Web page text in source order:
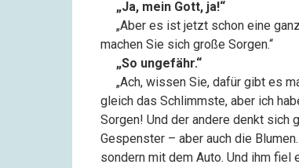
„Ja, mein Gott, ja!“
„Aber es ist jetzt schon eine
machen Sie sich große Sorgen.“
„So ungefähr.“
„Ach, wissen Sie, dafür gibt es
gleich das Schlimmste, aber ich
Sorgen! Und der andere denkt sich
Gespenster – aber auch die
sondern mit dem Auto. Und ihm fiel